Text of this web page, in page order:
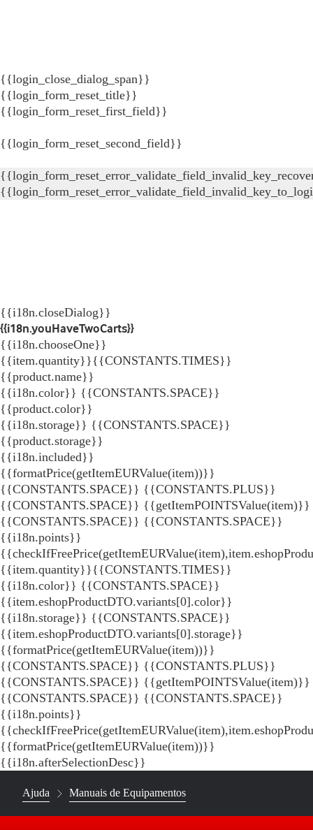
{{login_close_dialog_span}}
{{login_form_reset_title}}
{{login_form_reset_first_field}}
{{login_form_reset_second_field}}
{{i18n.closeDialog}}
{{i18n.youHaveTwoCarts}}
{{i18n.chooseOne}}
{{item.quantity}}{{CONSTANTS.TIMES}}
{{product.name}}
{{i18n.color}} {{CONSTANTS.SPACE}}
{{product.color}}
{{i18n.storage}} {{CONSTANTS.SPACE}}
{{product.storage}}
{{i18n.included}}
{{formatPrice(getItemEURValue(item))}}
{{CONSTANTS.SPACE}} {{CONSTANTS.PLUS}}
{{CONSTANTS.SPACE}} {{getItemPOINTSValue(item)}}
{{CONSTANTS.SPACE}} {{CONSTANTS.SPACE}}
{{i18n.points}}
{{item.quantity}}{{CONSTANTS.TIMES}}
{{i18n.color}} {{CONSTANTS.SPACE}}
{{item.eshopProductDTO.variants[0].color}}
{{i18n.storage}} {{CONSTANTS.SPACE}}
{{item.eshopProductDTO.variants[0].storage}}
{{formatPrice(getItemEURValue(item))}}
{{CONSTANTS.SPACE}} {{CONSTANTS.PLUS}}
{{CONSTANTS.SPACE}} {{getItemPOINTSValue(item)}}
{{CONSTANTS.SPACE}} {{CONSTANTS.SPACE}}
{{i18n.points}}
{{formatPrice(getItemEURValue(item))}}
{{i18n.afterSelectionDesc}}
Ajuda Manuais de Equipamentos